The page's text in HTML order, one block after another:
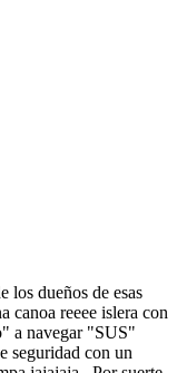
dueños de esas
canoa reeee islera con
a navegar "SUS"
seguridad con un